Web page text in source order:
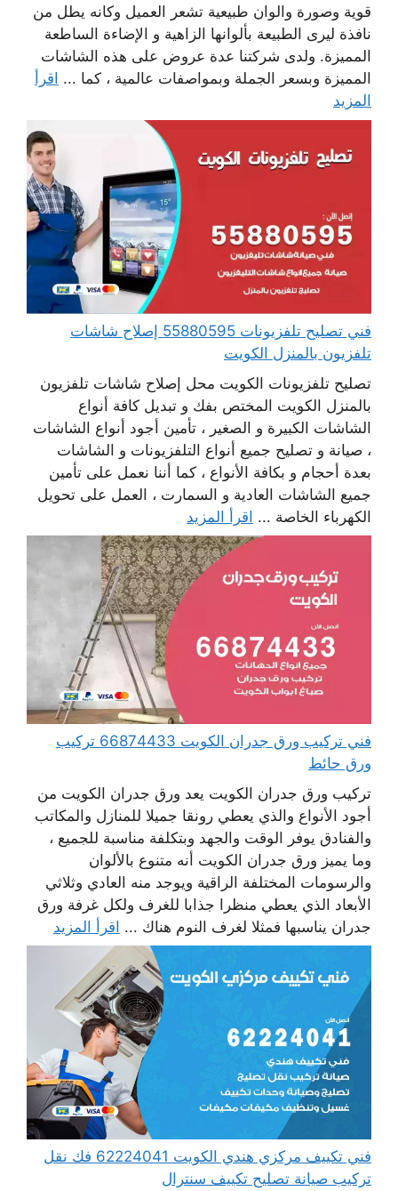
قوية وصورة والوان طبيعية تشعر العميل وكانه يطل من
نافذة ليرى الطبيعة بألوانها الزاهية و الإضاءة الساطعة
المميزة. ولدى شركتنا عدة عروض على هذه الشاشات
المميزة وبسعر الجملة وبمواصفات عالمية ، كما ... اقرأ
المزيد
فني تصليح تلفزيونات 55880595 إصلاح شاشات
تلفزيون بالمنزل الكويت
تصليح تلفزيونات الكويت محل إصلاح شاشات تلفزيون
بالمنزل الكويت المختص بفك و تبديل كافة أنواع
الشاشات الكبيرة و الصغير ، تأمين أجود أنواع الشاشات
، صيانة و تصليح جميع أنواع التلفزيونات و الشاشات
بعدة أحجام و بكافة الأنواع ، كما أننا نعمل على تأمين
جميع الشاشات العادية و السمارت ، العمل على تحويل
الكهرباء الخاصة ... اقرأ المزيد
فني تركيب ورق جدران الكويت 66874433 تركيب
ورق حائط
تركيب ورق جدران الكويت يعد ورق جدران الكويت من
أجود الأنواع والذي يعطي رونقا جميلا للمنازل والمكاتب
والفنادق يوفر الوقت والجهد وبتكلفة مناسبة للجميع ،
وما يميز ورق جدران الكويت أنه متنوع بالألوان
والرسومات المختلفة الراقية ويوجد منه العادي وثلاثي
الأبعاد الذي يعطي منظرا جذابا للغرف ولكل غرفة ورق
جدران يناسبها فمثلا لغرف النوم هناك ... اقرأ المزيد
فني تكييف مركزي هندي الكويت 62224041 فك نقل
تركيب صيانة تصليح تكييف سنترال